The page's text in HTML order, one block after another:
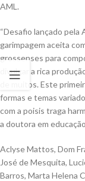
AML.
“Desafio lançado pela
garimpagem aceita
grossenses para
divulgar a rica
de muitos. Este
formas e temas
com a poisis traga
a doutora em
Aclyse Mattos, Dom
José de Mesquita,
Barros, Marta Helena